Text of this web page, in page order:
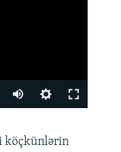
360p
köçkünlərin